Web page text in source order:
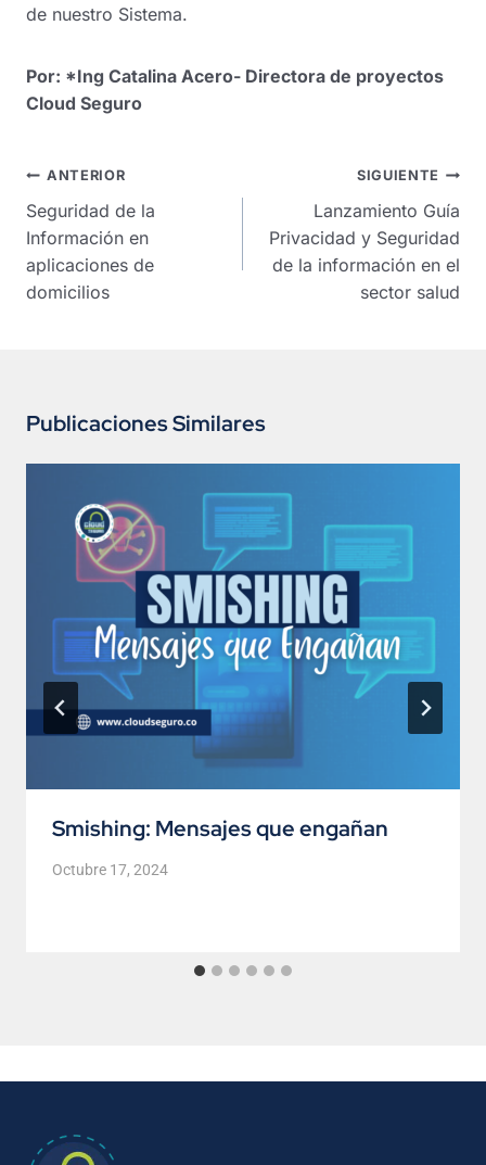
de nuestro Sistema.
Por: *Ing Catalina Acero- Directora de proyectos
Cloud Seguro
Navegación
de
entradas
ANTERIOR
Seguridad de la
Información en
aplicaciones de
domicilios
SIGUIENTE
Lanzamiento Guía
Privacidad y Seguridad
de la información en el
sector salud
Publicaciones Similares
Smishing: Mensajes que engañan
Octubre 17, 2024